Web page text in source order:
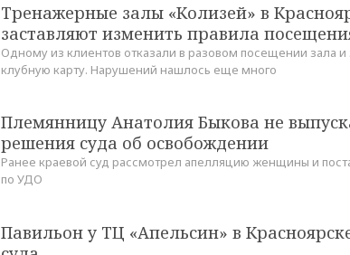
Тренажерные залы «Колизей» в
заставляют изменить правила
Одному из клиентов отказали в разовом посещении зала и
клубную карту. Нарушений нашлось еще много
Племянницу Анатолия Быкова не
решения суда об освобождении
Ранее краевой суд рассмотрел апелляцию женщины и
по УДО
Павильон у ТЦ «Апельсин» в